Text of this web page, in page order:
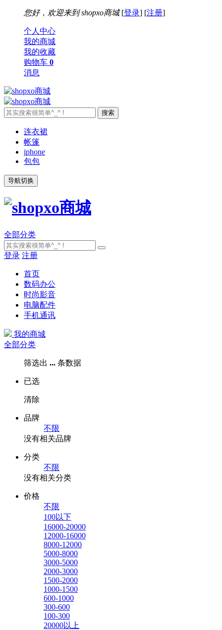
您好，欢迎来到 shopxo商城[登录] [注册]
个人中心
我的商城
我的收藏
购物车 0
消息
连衣裙
帐篷
iphone
包包
导航切换
全部分类
登录 注册
首页
数码办公
时尚影音
电脑配件
手机通讯
我的商城
全部分类
筛选出 ... 条数据
已选
清除
品牌
不限
没有相关品牌
分类
不限
没有相关分类
价格
不限
100以下
16000-20000
12000-16000
8000-12000
5000-8000
3000-5000
2000-3000
1500-2000
1000-1500
600-1000
300-600
100-300
20000以上